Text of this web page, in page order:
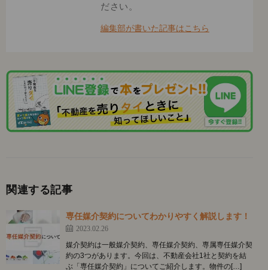
ださい。
編集部が書いた記事はこちら
関連する記事
専任媒介契約についてわかりやすく解説します！
2023.02.26
媒介契約は一般媒介契約、専任媒介契約、専属専任媒介契
約の3つがあります。今回は、不動産会社1社と契約を結
ぶ「専任媒介契約」についてご紹介します。物件の[…]